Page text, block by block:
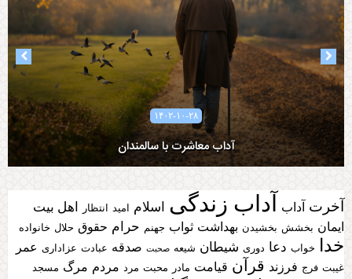
۱۴۰۲-۱۰-۲۸
آداب معاشرت با سالمندان
آخرت آداب آداب زندگی اسلام امید انتظار اهل بیت
ایمان بخشش بخشیدن بهداشت ثواب جهنم حرام حقوق حلال خانواده
خدا خواب دعا دوری شیطان شیعه صحبت صدقه عبادت عزاداری عمر
غیبت فرج فرزند قرآن قیامت مادر محبت مرد مردم مرگ مسجد